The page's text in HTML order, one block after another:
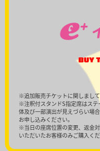
BUY
※追加販売チケットに関しまして
※注釈付スタンドS指定席はス
体及び一部演出が見えづらい場
お申し込みください。
※当日の座席位置の変更、返金
いただいたお客様のみご購入くだ